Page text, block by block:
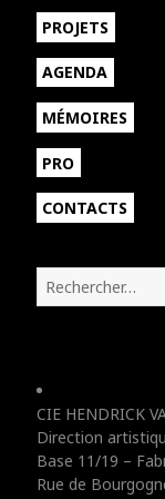
PROJETS
AGENDA
MÉMOIRES
PRO
CONTACTS
e
r
c
h
e
r
CIE HENDRICK
Direction
Base 11/19 –
Rue de